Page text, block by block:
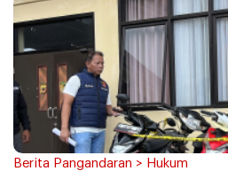
Berita Pangandaran > Hukum